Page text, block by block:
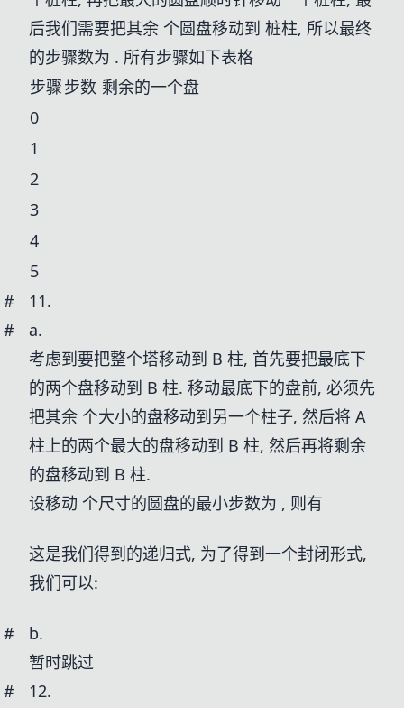
后我们需要把其余 个圆盘移动到 桩柱, 所以最终
的步骤数为 . 所有步骤如下表格
步骤步数 剩余的一个盘
0
1
2
3
4
5
#
11.
#
a.
考虑到要把整个塔移动到 B 柱, 首先要把最底下
的两个盘移动到 B 柱. 移动最底下的盘前, 必须先
把其余 个大小的盘移动到另一个柱子, 然后将 A
柱上的两个最大的盘移动到 B 柱, 然后再将剩余
的盘移动到 B 柱.
设移动 个尺寸的圆盘的最小步数为 , 则有
这是我们得到的递归式, 为了得到一个封闭形式,
我们可以:
#
b.
暂时跳过
#
12.